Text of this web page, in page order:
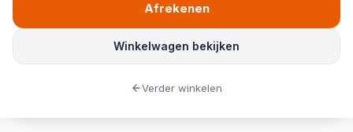
Winkelwagen bekijken
Afrekenen
Verder winkelen